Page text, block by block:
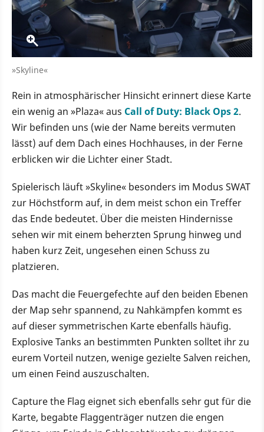
»Skyline«
Rein in atmosphärischer Hinsicht erinnert diese Karte
ein wenig an »Plaza« aus Call of Duty: Black Ops 2.
Wir befinden uns (wie der Name bereits vermuten
lässt) auf dem Dach eines Hochhauses, in der Ferne
erblicken wir die Lichter einer Stadt.
Spielerisch läuft »Skyline« besonders im Modus SWAT
zur Höchstform auf, in dem meist schon ein Treffer
das Ende bedeutet. Über die meisten Hindernisse
sehen wir mit einem beherzten Sprung hinweg und
haben kurz Zeit, ungesehen einen Schuss zu
platzieren.
Das macht die Feuergefechte auf den beiden Ebenen
der Map sehr spannend, zu Nahkämpfen kommt es
auf dieser symmetrischen Karte ebenfalls häufig.
Explosive Tanks an bestimmten Punkten solltet ihr zu
eurem Vorteil nutzen, wenige gezielte Salven reichen,
um einen Feind auszuschalten.
Capture the Flag eignet sich ebenfalls sehr gut für die
Karte, begabte Flaggenträger nutzen die engen